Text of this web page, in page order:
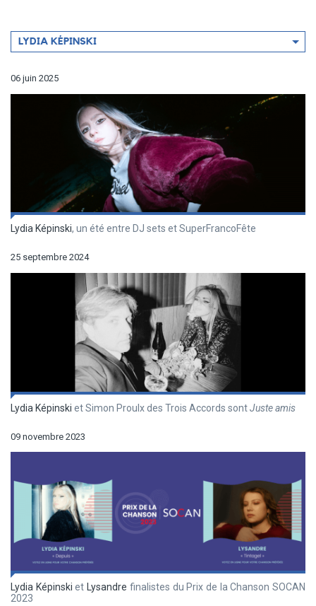
Filtrer
par
LYDIA KÉPINSKI
06 juin 2025
Lydia Képinski, un été entre DJ sets et SuperFrancoFête
25 septembre 2024
Lydia Képinski et Simon Proulx des Trois Accords sontJuste amis
09 novembre 2023
Lydia Képinski et Lysandre finalistes du Prix de la Chanson SOCAN
2023